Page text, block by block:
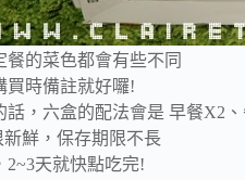
的菜色都會有些不同
買時備註就好囉!
話，六盒的配法會是 早餐X2
新鮮，保存期限不長
2~3天就快點吃完!